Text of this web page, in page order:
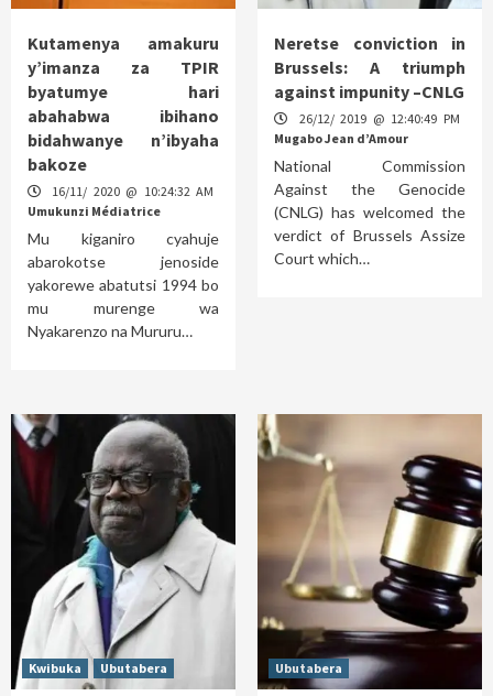
Kutamenya amakuru
y’imanza za TPIR
byatumye hari
abahabwa ibihano
bidahwanye n’ibyaha
bakoze
16/11/ 2020 @ 10:24:32 AM
Umukunzi Médiatrice
Mu kiganiro cyahuje
abarokotse jenoside
yakorewe abatutsi 1994 bo
mu murenge wa
Nyakarenzo na Mururu…
Neretse conviction in
Brussels: A triumph
against impunity –CNLG
26/12/ 2019 @ 12:40:49 PM
Mugabo Jean d’Amour
National Commission
Against the Genocide
(CNLG) has welcomed the
verdict of Brussels Assize
Court which…
Kwibuka Ubutabera Ubutabera